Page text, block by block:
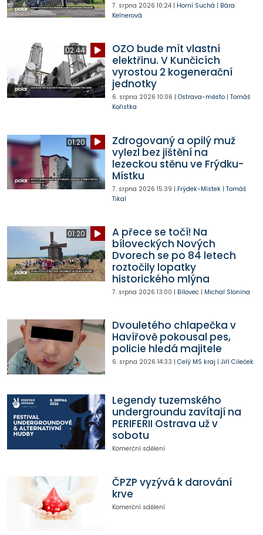
7. srpna 2026 10:24| Horní Suchá | Bára
Kelnerová
02:44
OZO bude mít vlastní
elektřinu. V Kunčicích
vyrostou 2 kogenerační
jednotky
6. srpna 2026 10:06 | Ostrava-město| Tomáš
Kořistka
01:20
Zdrogovaný a opilý muž
vylezl bez jištění na
lezeckou stěnu ve Frýdku-
Místku
7. srpna 2026 15:39 | Frýdek-Místek| Tomáš
Tikal
01:20
A přece se točí! Na
bíloveckých Nových
Dvorech se po 84 letech
roztočily lopatky
historického mlýna
7. srpna 2026 13:00 | Bílovec| Michal Slonina
Dvouletého chlapečka v
Havířově pokousal pes,
policie hledá majitele
6. srpna 2026 14:33 | Celý MS kraj | Jiří Cileček
Legendy tuzemského
undergroundu zavítají na
PERIFERII Ostrava už v
sobotu
Komerční sdělení
ČPZP vyzývá k darování
krve
Komerční sdělení